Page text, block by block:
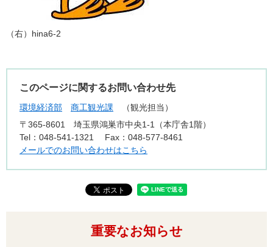
（右）hina6-2
このページに関するお問い合わせ先
環境経済部 商工観光課
観光担当
〒365-8601
埼玉県鴻巣市中央1-1（本庁舎1階）
Tel：048-541-1321
Fax：048-577-8461
メールでのお問い合わせはこちら
重要なお知らせ